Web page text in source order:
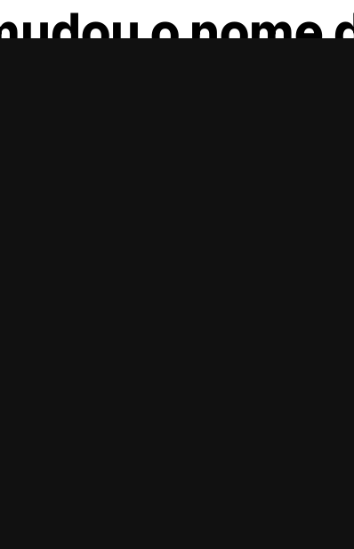
o nome
“Méqui” e